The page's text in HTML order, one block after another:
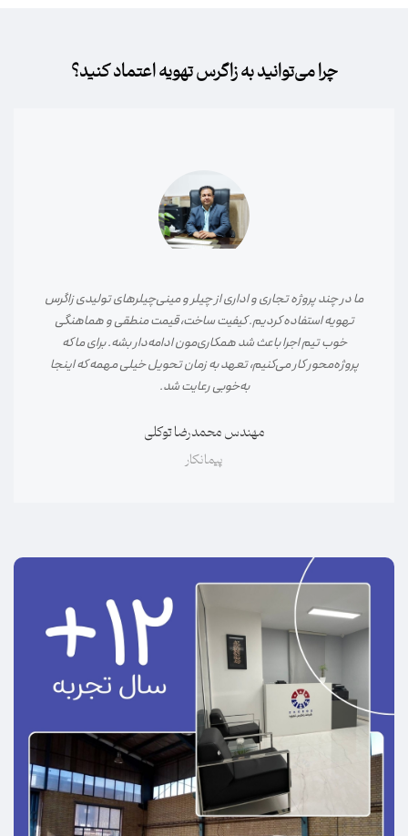
چرا می‌توانید به زاگرس تهویه اعتماد کنید؟
در پروژه نصب چیلر و فن‌کوئل بیمارستان، دقت اجرایی و تسلط فنی
تیم زاگرس تهویه کاملاً مشخص بود. از انتخاب تجهیزات تا اجرا و
راه‌اندازی، همه‌چیز طبق استاندارد و بدون دوباره‌کاری انجام شد.
مهم‌تر از همه، پاسخگویی و پشتیبانی بعد از اجرا بود که خیال ما را
راحت کرد.
مهندس علیرضا کریمی
ناظر تأسیسات